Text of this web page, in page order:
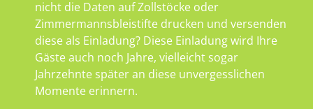
nicht die Daten auf Zollstöcke oder
Zimmermannsbleistifte drucken und versenden
diese als Einladung? Diese Einladung wird Ihre
Gäste auch noch Jahre, vielleicht sogar
Jahrzehnte später an diese unvergesslichen
Momente erinnern.